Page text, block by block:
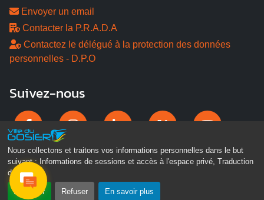
Nous collectons et traitons vos informations personnelles dans le but
suivant :
Informations de sessions et accès à l'espace privé, Traduction
des pages .
Accepter Refuser En savoir plus
Envoyer un email
Contacter la P.R.A.D.A
Contactez le délégué à la protection des données
personnelles - D.P.O
Suivez-nous